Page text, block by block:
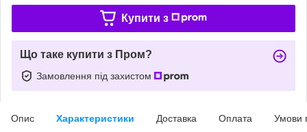
Купити з
Що таке купити з Пром?
Замовлення під захистом
Опис Характеристики Доставка Оплата Умови